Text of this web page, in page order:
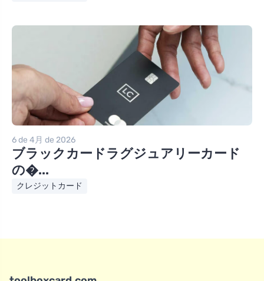
6 de 4月 de 2026
ブラックカードラグジュアリーカード
の�...
クレジットカード